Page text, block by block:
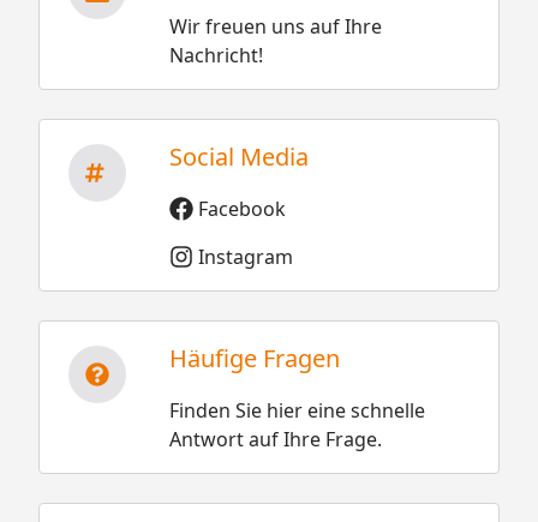
Wir freuen uns auf Ihre
Nachricht!
Social Media
Facebook
Instagram
Häufige Fragen
Finden Sie hier eine schnelle
Antwort auf Ihre Frage.